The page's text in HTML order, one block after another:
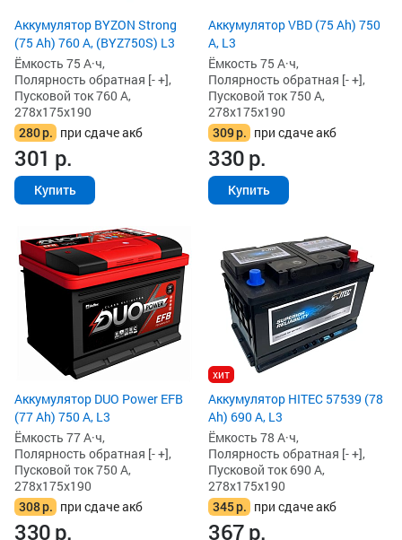
Аккумулятор BYZON Strong
(75 Ah) 760 А, (BYZ750S) L3
Ёмкость 75 А·ч,
Полярность обратная [- +],
Пусковой ток 760 А,
278x175x190
280р. при сдаче акб
301 р.
Купить
Аккумулятор VBD (75 Ah) 750
А, L3
Ёмкость 75 А·ч,
Полярность обратная [- +],
Пусковой ток 750 А,
278x175x190
309р. при сдаче акб
330р.
Купить
Аккумулятор DUO Power EFB
(77 Ah) 750 А, L3
Ёмкость 77 А·ч,
Полярность обратная [- +],
Пусковой ток 750 А,
278x175x190
308р. при сдаче акб
330р.
хит
Аккумулятор HITEC 57539 (78
Ah) 690 А, L3
Ёмкость 78 А·ч,
Полярность обратная [- +],
Пусковой ток 690 А,
278x175x190
345р. при сдаче акб
367р.